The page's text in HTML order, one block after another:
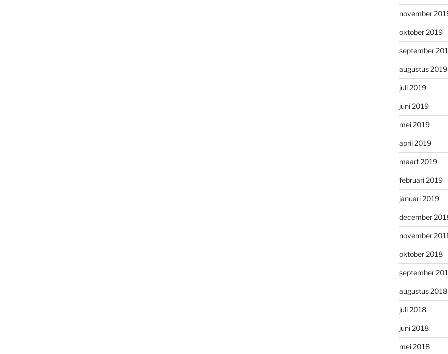
november
oktober 2019
september
augustus 2019
juli 2019
juni 2019
mei 2019
april 2019
maart 2019
februari 2019
januari 2019
december
november
oktober 2018
september
augustus 2018
juli 2018
juni 2018
mei 2018